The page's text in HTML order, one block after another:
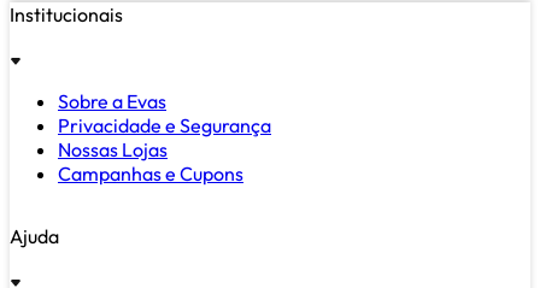
Institucionais
Sobre a Evas
Privacidade e Segurança
Nossas Lojas
Campanhas e Cupons
Ajuda